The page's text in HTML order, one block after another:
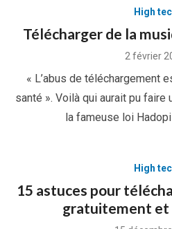
High
Télécharger de la
Posted
2 février
« L’abus de téléchargement
santé ». Voilà qui aurait pu faire
la fameuse loi
High
15 astuces pour
gratuitement et